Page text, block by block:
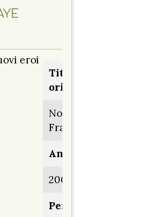
eroi
Titolo
originale:
Nouvelle-
France
Anno:
2004
Personaggio: